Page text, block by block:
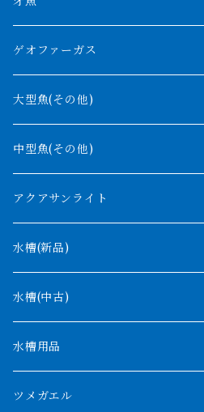
バンジャール
ラプラディ
ギニア
ナイジェリア
コンギクス
オルナティピンニス
コンゴ
タンガニーカ
ウィークシー
モケレンベンベ
デルヘッジ
ザイールグリーン
パルマス
ゲオファーガス
大型魚(その他)
中型魚(その他)
アクアサンライト
水槽(新品)
1200mm以下
1500mm
1800mm
水槽(中古)
水槽用品
ツメガエル